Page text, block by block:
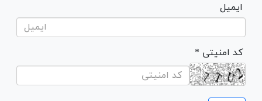
ایمیل
* کد امنیتی